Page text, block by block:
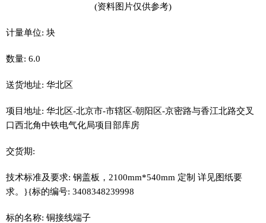
(资料图片仅供参考)
计量单位: 块
数量: 6.0
送货地址: 华北区
项目地址: 华北区-北京市-市辖区-朝阳区-京密路与香江北路交叉
口西北角中铁电气化局项目部库房
交货期:
技术标准及要求: 钢盖板，2100mm*540mm 定制 详见图纸要
求。}{标的编号: 3408348239998
标的名称: 铜接线端子